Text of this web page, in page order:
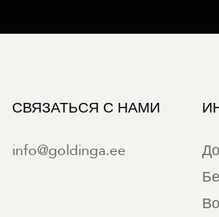
СВЯЗАТЬСЯ С НАМИ
info@goldinga.ee